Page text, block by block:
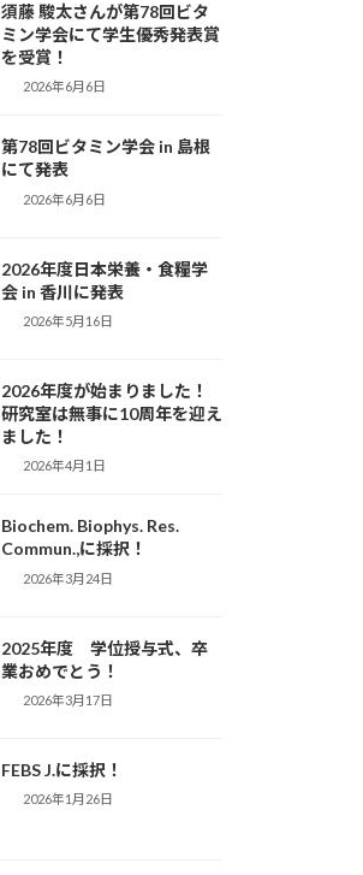
須藤 駿太さんが第78回ビタ
ミン学会にて学生優秀発表賞
を受賞！
2026年6月6日
第78回ビタミン学会 in 島根
にて発表
2026年6月6日
2026年度日本栄養・食糧学
会 in 香川に発表
2026年5月16日
2026年度が始まりました！
研究室は無事に10周年を迎え
ました！
2026年4月1日
Biochem. Biophys. Res.
Commun.,に採択！
2026年3月24日
2025年度 学位授与式、卒
業おめでとう！
2026年3月17日
FEBS J.に採択！
2026年1月26日